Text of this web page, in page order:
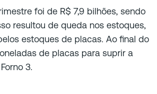
foi de R$ 7,9 bilhões, sendo
resultou de queda nos estoques,
estoques de placas. Ao final do
de placas para suprir a
3.